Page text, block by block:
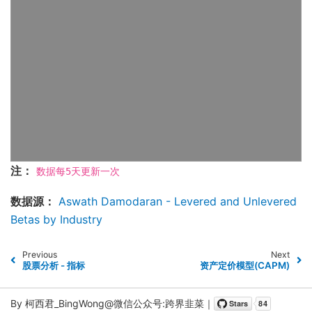
注： 数据每5天更新一次
数据源： Aswath Damodaran - Levered and Unlevered
Betas by Industry
Previous
股票分析 - 指标
Next
资产定价模型(CAPM)
By 柯西君_BingWong@微信公众号:跨界韭菜 ｜